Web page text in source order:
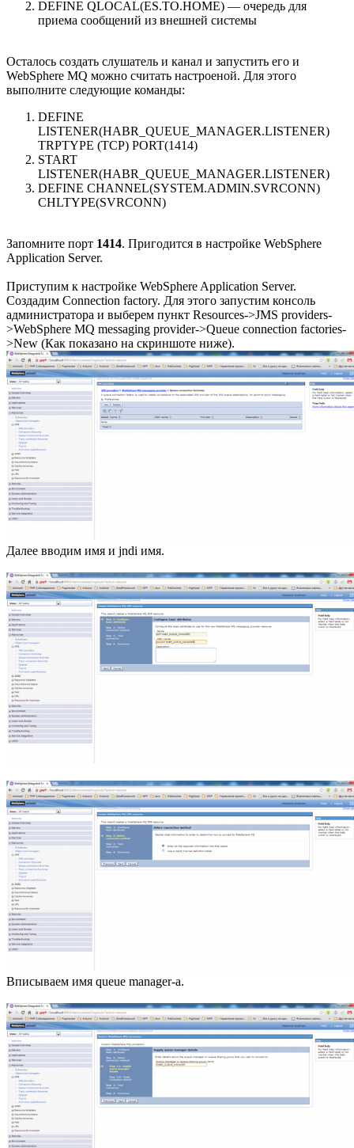
DEFINE QLOCAL(ES.TO.HOME) — очередь для
приема сообщений из внешней системы
Осталось создать слушатель и канал и запустить его и
WebSphere MQ можно считать настроеной. Для этого
выполните следующие команды:
DEFINE
LISTENER(HABR_QUEUE_MANAGER.LISTENER)
TRPTYPE (TCP) PORT(1414)
START
LISTENER(HABR_QUEUE_MANAGER.LISTENER)
DEFINE CHANNEL(SYSTEM.ADMIN.SVRCONN)
CHLTYPE(SVRCONN)
Запомните порт 1414. Пригодится в настройке WebSphere
Application Server.
Приступим к настройке WebSphere Application Server.
Создадим Connection factory. Для этого запустим консоль
администратора и выберем пункт Resources->JMS providers-
>WebSphere MQ messaging provider->Queue connection factories-
>New (Как показано на скриншоте ниже).
Далее вводим имя и jndi имя.
Вписываем имя queue manager-а.